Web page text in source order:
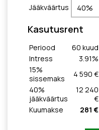
Jääkväärtus
Kasutusrent
Periood 60 kuud
Intress
3.91%
15%
sissemaks
4 590 €
40%
jääkväärtus
12 240
€
Kuumakse
281 €